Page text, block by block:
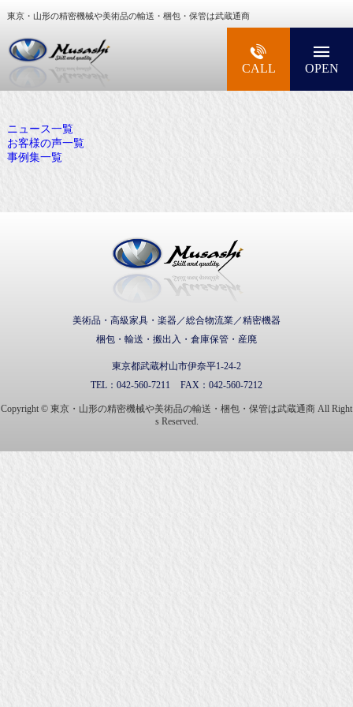
東京・山形の精密機械や美術品の輸送・梱包・保管は武蔵通商
大型精密機械・美術品・高級楽器の梱包・輸送
CALL OPEN
ニュース一覧
お客様の声一覧
事例集一覧
美術品・高級家具・楽器／総合物流業／精密機器
梱包・輸送・搬出入・倉庫保管・産廃
東京都武蔵村山市伊奈平1-24-2
TEL： 042-560-7211 FAX： 042-560-7212
Copyright © 東京・山形の精密機械や美術品の輸送・梱包・保管は武蔵通商 All Right
s Reserved.